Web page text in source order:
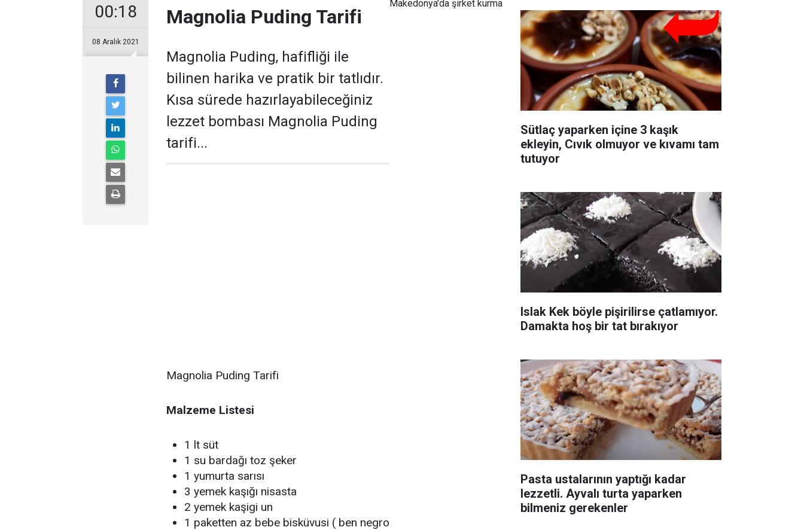
00:18
08 Aralık 2021
Magnolia Puding Tarifi
Magnolia Puding, hafifliği ile
bilinen harika ve pratik bir tatlıdır.
Kısa sürede hazırlayabileceğiniz
lezzet bombası Magnolia Puding
tarifi...
Magnolia Puding Tarifi
Malzeme Listesi
1 lt süt
1 su bardağı toz şeker
1 yumurta sarısı
3 yemek kaşığı nisasta
2 yemek kaşigi un
1 paketten az bebe bisküvusi ( ben negro
Makedonya'da şirket kurma
Sütlaç yaparken içine 3 kaşık
ekleyin, Cıvık olmuyor ve kıvamı tam
tutuyor
Islak Kek böyle pişirilirse çatlamıyor.
Damakta hoş bir tat bırakıyor
Pasta ustalarının yaptığı kadar
lezzetli. Ayvalı turta yaparken
bilmeniz gerekenler